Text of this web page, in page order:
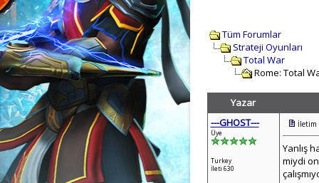
Tüm Forumlar
Strateji Oyunları
Total War
Rome: Total
Yazar
---GHOST---
Üye
Turkey
İleti 630
Yanlış
miydi